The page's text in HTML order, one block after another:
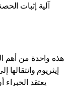
آلية إثبات
هذه واحدة من أهم
إيثريوم